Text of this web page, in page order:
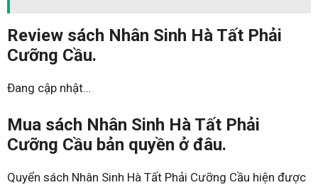
Review sách Nhân Sinh Hà Tất Phải
Cưỡng Cầu.
Đang cập nhật…
Mua sách Nhân Sinh Hà Tất Phải
Cưỡng Cầu bản quyền ở đâu.
Quyển sách Nhân Sinh Hà Tất Phải Cưỡng Cầu hiện được